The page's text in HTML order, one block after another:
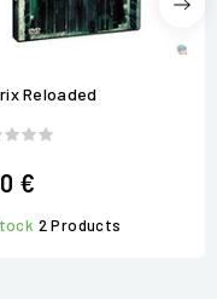
Reloaded
€
2 Products